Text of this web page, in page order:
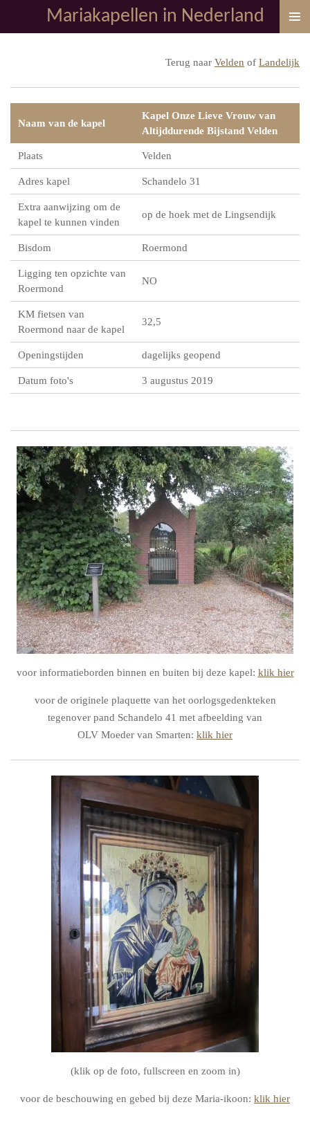
direct
Mariakapellen in Nederland
Terug naar Velden of Landelijk
Naam van de kapel
Kapel Onze Lieve Vrouw van
Altijddurende Bijstand Velden
Plaats Velden
Adres kapel Schandelo 31
Extra aanwijzing om de
kapel te kunnen vinden
op de hoek met de Lingsendijk
Bisdom Roermond
Ligging ten opzichte van
Roermond
NO
KM fietsen van
Roermond naar de kapel
32,5
Openingstijden dagelijks geopend
Datum foto's 3 augustus 2019
voor informatieborden binnen en buiten bij deze kapel: klik hier
voor de originele plaquette van het oorlogsgedenkteken
tegenover pand Schandelo 41 met afbeelding van
OLV Moeder van Smarten: klik hier
(klik op de foto, fullscreen en zoom in)
voor de beschouwing en gebed bij deze Maria-ikoon: klik hier